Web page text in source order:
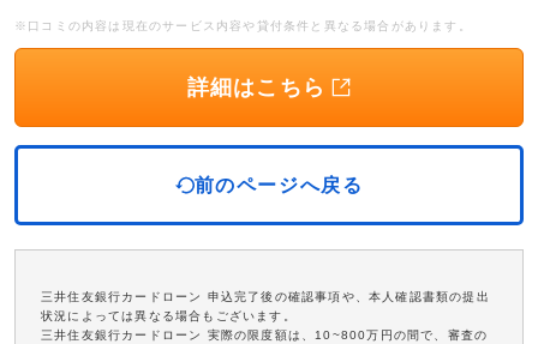
※口コミの内容は現在のサービス内容や貸付条件と異なる場合があります。
詳細はこちら
前のページへ戻る
三井住友銀行カードローン 申込完了後の確認事項や、本人確認書類の提出
状況によっては異なる場合もございます。
三井住友銀行カードローン 実際の限度額は、10~800万円の間で、審査の